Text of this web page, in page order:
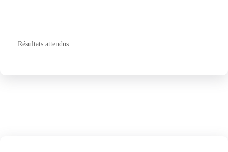
Résultats attendus